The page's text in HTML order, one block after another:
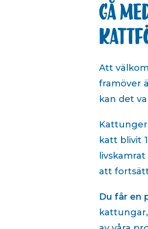
Gå
Att
framöver
kan det
katt blivit
att
Du får en